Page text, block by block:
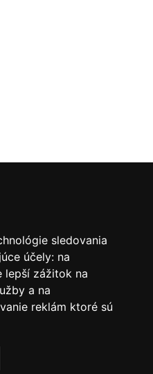
sledovania
účely: na
lepší zážitok na
a na
reklám ktoré sú